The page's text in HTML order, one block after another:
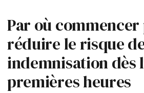
Par où
réduire le risque
indemnisation dès
premières heures